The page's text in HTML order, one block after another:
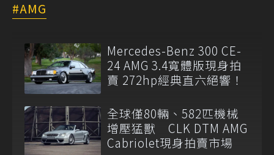
AMG
Mercedes-Benz 300 CE-
24 AMG 3.4寬體版現身拍
賣 272hp經典直六絕響！
全球僅80輛、582匹機械
增壓猛獸 CLK DTM AMG
Cabriolet現身拍賣市場